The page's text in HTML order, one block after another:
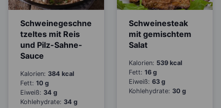
Schweinegeschne
tzeltes mit Reis
und Pilz-Sahne-
Sauce
Kalorien: 384 kcal
Fett: 10 g
Eiweiß: 34 g
Kohlehydrate: 34 g
Schweinesteak
mit gemischtem
Salat
Kalorien: 539 kcal
Fett: 16 g
Eiweiß: 63 g
Kohlehydrate: 30 g